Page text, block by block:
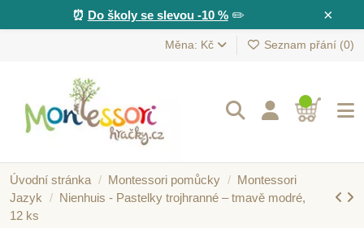
×
⏰ Do školy se slevou -10 %✏️
Měna: Kč Seznam přání (0)
Úvodní stránka Montessori pomůcky
Montessori
Jazyk
Nienhuis - Pastelky trojhranné – tmavě modré,
12 ks